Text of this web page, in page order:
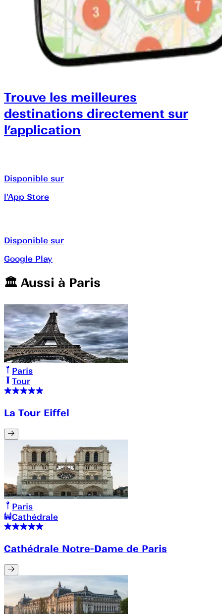
Trouve les meilleures
destinations directement sur
l’application
Disponible sur
l'App Store
Disponible sur
Google Play
🏛️️ Aussi à Paris
Paris
Tour
La Tour Eiffel
Paris
Cathédrale
Cathédrale Notre-Dame de Paris